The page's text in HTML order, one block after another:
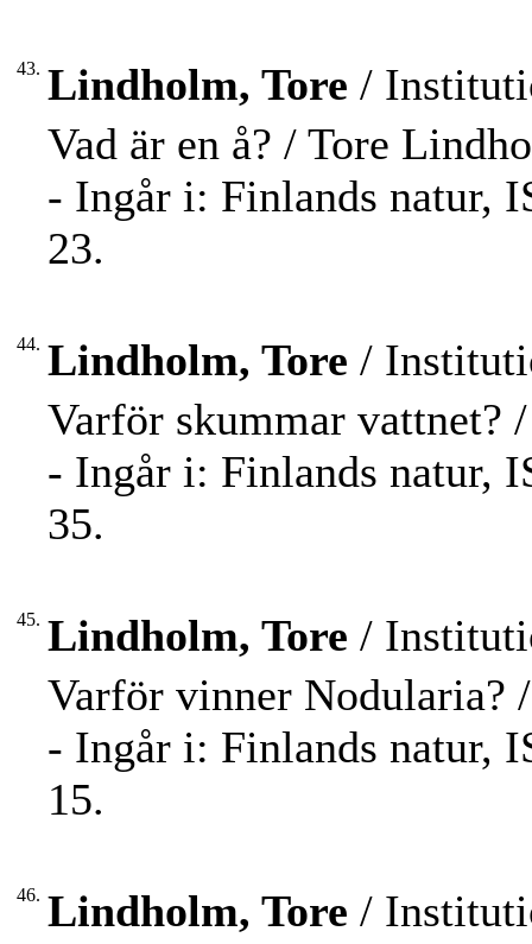
43. Lindholm, Tore /
Vad är en å? / Tore
- Ingår i: Finlands natur,
23.
44. Lindholm, Tore /
Varför skummar vattnet?
- Ingår i: Finlands natur,
35.
45. Lindholm, Tore /
Varför vinner Nodularia?
- Ingår i: Finlands natur,
15.
46. Lindholm, Tore /